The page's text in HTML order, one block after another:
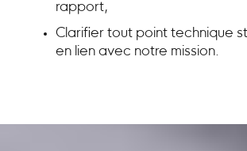
rapport,
Clarifier tout point technique
en lien avec notre mission.